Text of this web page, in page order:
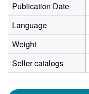
Publication Date
Language
Weight
Seller catalogs